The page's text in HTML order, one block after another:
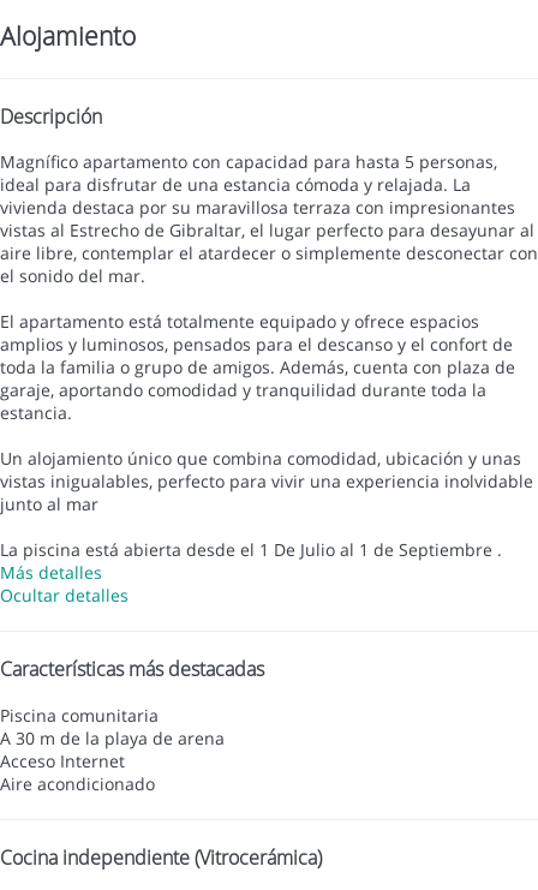
Alojamiento
Descripción
Magnífico apartamento con capacidad para hasta 5 personas,
ideal para disfrutar de una estancia cómoda y relajada. La
vivienda destaca por su maravillosa terraza con impresionantes
vistas al Estrecho de Gibraltar, el lugar perfecto para desayunar al
aire libre, contemplar el atardecer o simplemente desconectar con
el sonido del mar.
El apartamento está totalmente equipado y ofrece espacios
amplios y luminosos, pensados para el descanso y el confort de
toda la familia o grupo de amigos. Además, cuenta con plaza de
garaje, aportando comodidad y tranquilidad durante toda la
estancia.
Un alojamiento único que combina comodidad, ubicación y unas
vistas inigualables, perfecto para vivir una experiencia inolvidable
junto al mar
La piscina está abierta desde el 1 De Julio al 1 de Septiembre .
Más detalles
Ocultar detalles
Características más destacadas
Piscina comunitaria
A 30 m de la playa de arena
Acceso Internet
Aire acondicionado
Cocina independiente (Vitrocerámica)